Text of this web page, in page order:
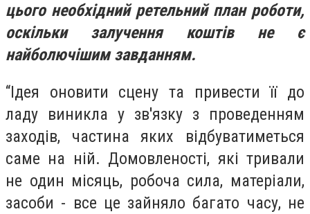
цього необхідний ретельний план роботи,
оскільки залучення коштів не є
найболючішим завданням.
“Ідея оновити сцену та привести її до
ладу виникла у зв'язку з проведенням
заходів, частина яких відбуватиметься
саме на ній. Домовленості, які тривали
не один місяць, робоча сила, матеріали,
засоби - все це зайняло багато часу, не